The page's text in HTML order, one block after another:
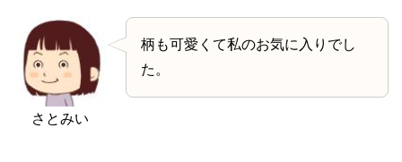
さとみい
柄も可愛くて私のお気に入りでし
た。